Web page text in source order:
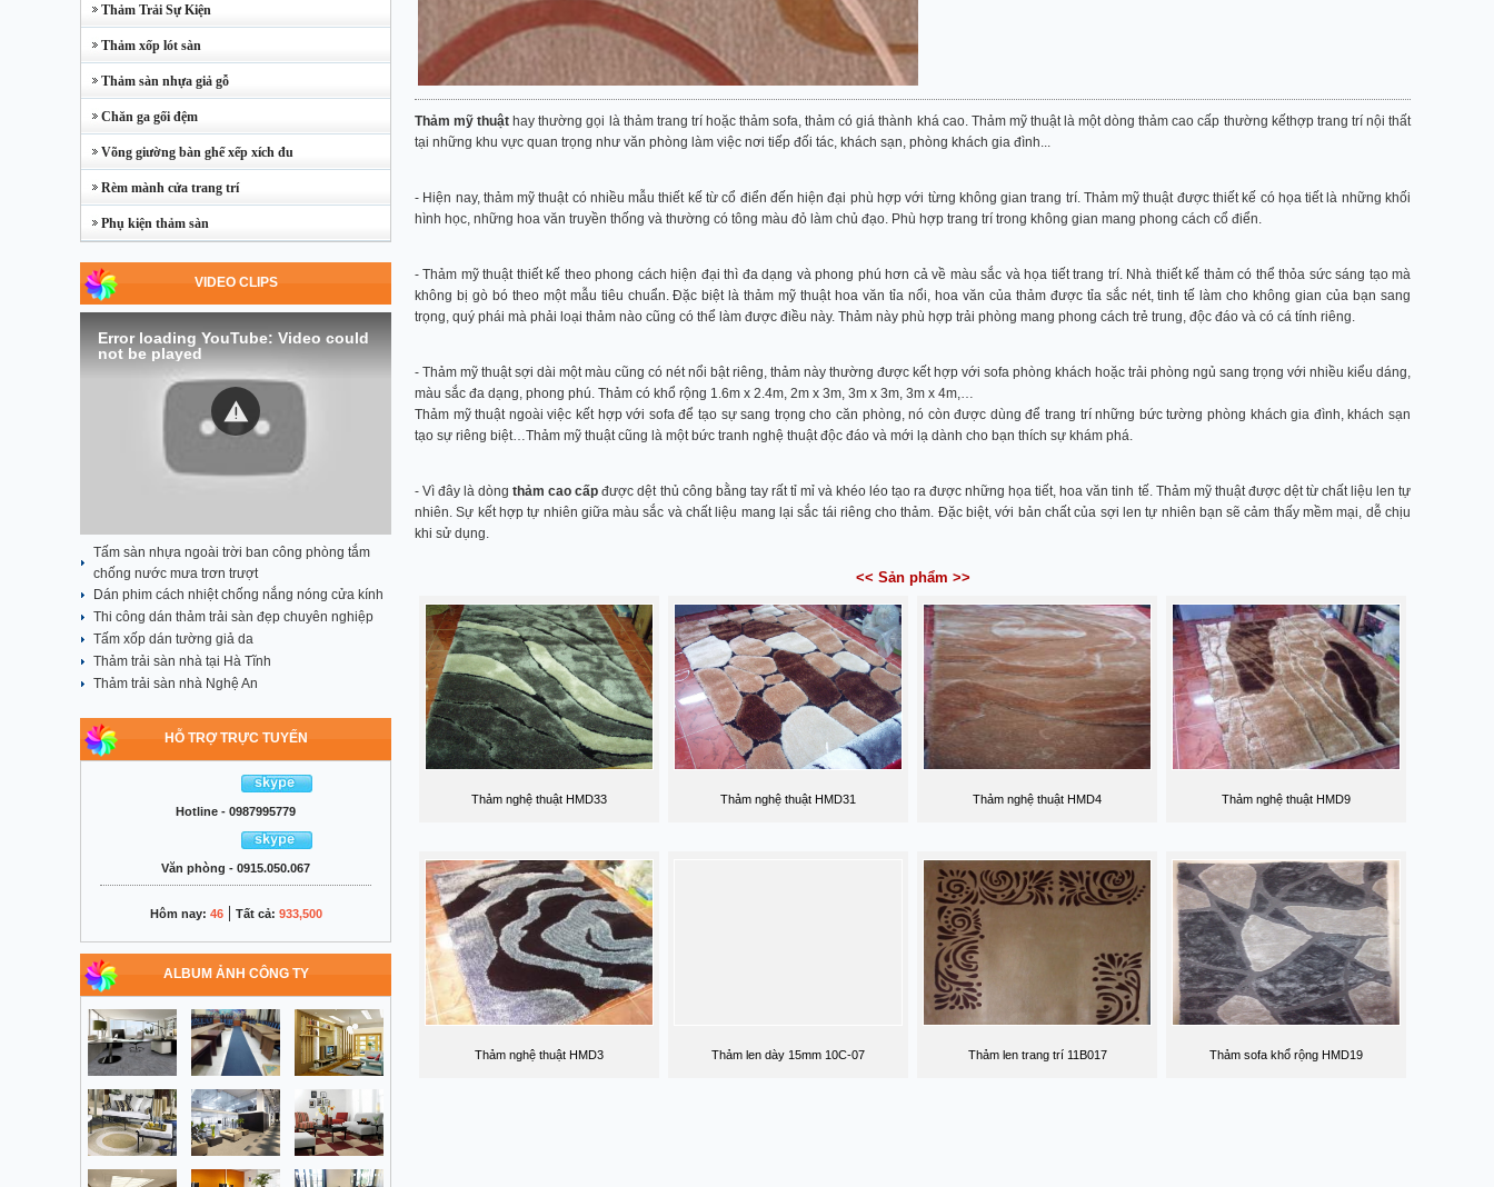
Thảm Trải Sự Kiện
Thảm xốp lót sàn
Thảm sàn nhựa giả gỗ
Chăn ga gối đệm
Võng giường bàn ghế xếp xích đu
Rèm mành cửa trang trí
Phụ kiện thảm sàn
VIDEO CLIPS
Error loading YouTube: Video could
not be played
Tấm sàn nhựa ngoài trời ban công phòng tắm
chống nước mưa trơn trượt
Dán phim cách nhiệt chống nắng nóng cửa kính
Thi công dán thảm trải sàn đẹp chuyên nghiệp
Tấm xốp dán tường giả da
Thảm trải sàn nhà tại Hà Tĩnh
Thảm trải sàn nhà Nghệ An
HỖ TRỢ TRỰC TUYẾN
Hotline - 0987995779
Văn phòng - 0915.050.067
Hôm nay: 46| Tất cả: 933,500
ALBUM ẢNH CÔNG TY
Thảm mỹ thuật hay thường gọi là thảm trang trí hoặc thảm sofa, thảm có giá thành khá cao. Thảm mỹ thuật là một dòng thảm cao cấp thường kếthợp trang trí nội thất
tại những khu vực quan trọng như văn phòng làm việc nơi tiếp đối tác, khách sạn, phòng khách gia đình...
- Hiện nay, thảm mỹ thuật có nhiều mẫu thiết kế từ cổ điển đến hiện đại phù hợp với từng không gian trang trí. Thảm mỹ thuật được thiết kế có họa tiết là những khối
hình học, những hoa văn truyền thống và thường có tông màu đỏ làm chủ đạo. Phù hợp trang trí trong không gian mang phong cách cổ điển.
- Thảm mỹ thuật thiết kế theo phong cách hiện đại thì đa dạng và phong phú hơn cả về màu sắc và họa tiết trang trí. Nhà thiết kế thảm có thể thỏa sức sáng tạo mà
không bị gò bó theo một mẫu tiêu chuẩn. Đặc biệt là thảm mỹ thuật hoa văn tỉa nổi, hoa văn của thảm được tỉa sắc nét, tinh tế làm cho không gian của bạn sang
trọng, quý phái mà phải loại thảm nào cũng có thể làm được điều này. Thảm này phù hợp trải phòng mang phong cách trẻ trung, độc đáo và có cá tính riêng.
- Thảm mỹ thuật sợi dài một màu cũng có nét nổi bật riêng, thảm này thường được kết hợp với sofa phòng khách hoặc trải phòng ngủ sang trọng với nhiều kiểu dáng,
màu sắc đa dạng, phong phú. Thảm có khổ rộng 1.6m x 2.4m, 2m x 3m, 3m x 3m, 3m x 4m,…
Thảm mỹ thuật ngoài việc kết hợp với sofa để tạo sự sang trọng cho căn phòng, nó còn được dùng để trang trí những bức tường phòng khách gia đình, khách sạn
tạo sự riêng biệt…Thảm mỹ thuật cũng là một bức tranh nghệ thuật độc đáo và mới lạ dành cho bạn thích sự khám phá.
- Vì đây là dòngthảm cao cấp được dệt thủ công bằng tay rất tỉ mỉ và khéo léo tạo ra được những họa tiết, hoa văn tinh tế. Thảm mỹ thuật được dệt từ chất liệu len tự
nhiên. Sự kết hợp tự nhiên giữa màu sắc và chất liệu mang lại sắc tái riêng cho thảm. Đặc biệt, với bản chất của sợi len tự nhiên bạn sẽ cảm thấy mềm mại, dễ chịu
khi sử dụng.
<< Sản phẩm >>
Thảm nghệ thuật HMD33 Thảm nghệ thuật HMD31 Thảm nghệ thuật HMD4 Thảm nghệ thuật HMD9
Thảm nghệ thuật HMD3 Thảm len dày 15mm 10C-07 Thảm len trang trí 11B017 Thảm sofa khổ rộng HMD19